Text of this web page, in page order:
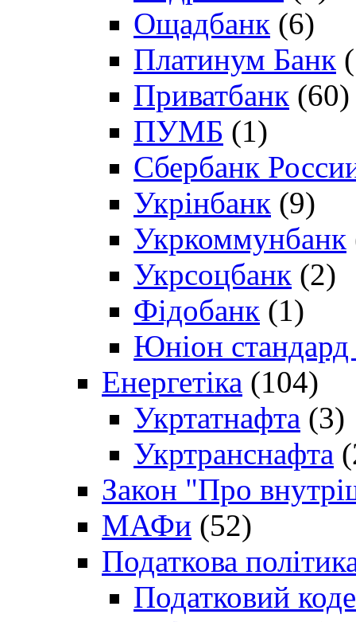
Ощадбанк (6)
Платинум Банк
Приватбанк (60)
ПУМБ (1)
Сбербанк
Укрінбанк (9)
Укркоммунбанк
Укрсоцбанк (2)
Фідобанк (1)
Юніон стандард
Енергетіка (104)
Укртатнафта (3)
Укртранснафта
Закон "Про
МАФи (52)
Податкова
Податковий